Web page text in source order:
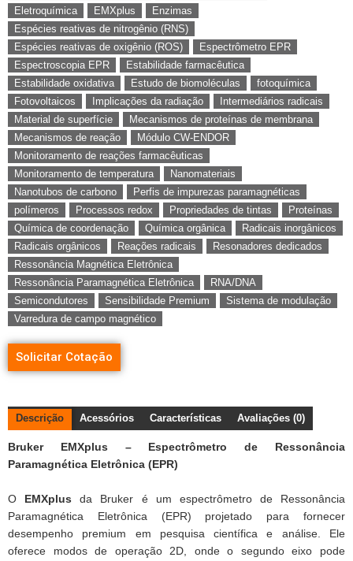
Eletroquímica
EMXplus
Enzimas
Espécies reativas de nitrogênio (RNS)
Espécies reativas de oxigênio (ROS)
Espectrômetro EPR
Espectroscopia EPR
Estabilidade farmacêutica
Estabilidade oxidativa
Estudo de biomoléculas
fotoquímica
Fotovoltaicos
Implicações da radiação
Intermediários radicais
Material de superfície
Mecanismos de proteínas de membrana
Mecanismos de reação
Módulo CW-ENDOR
Monitoramento de reações farmacêuticas
Monitoramento de temperatura
Nanomateriais
Nanotubos de carbono
Perfis de impurezas paramagnéticas
polímeros
Processos redox Propriedades de tintas
Proteínas
Química de coordenação
Química orgânica
Radicais inorgânicos
Radicais orgânicos
Reações radicais
Resonadores dedicados
Ressonância Magnética Eletrônica
Ressonância Paramagnética Eletrônica
RNA/DNA
Semicondutores
Sensibilidade Premium
Sistema de modulação
Varredura de campo magnético
Solicitar Cotação
Descrição Acessórios Características Avaliações (0)
Bruker EMXplus – Espectrômetro de Ressonância
Paramagnética Eletrônica (EPR)
O EMXplus da Bruker é um espectrômetro de Ressonância
Paramagnética Eletrônica (EPR) projetado para fornecer
desempenho premium em pesquisa científica e análise. Ele
oferece modos de operação 2D, onde o segundo eixo pode